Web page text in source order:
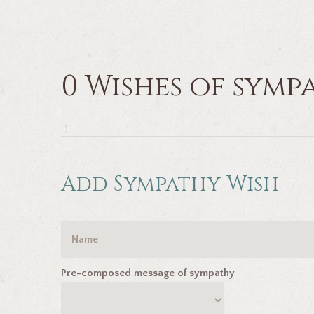
0 Wishes of
Add Sympathy Wish
Pre-composed message of sympathy